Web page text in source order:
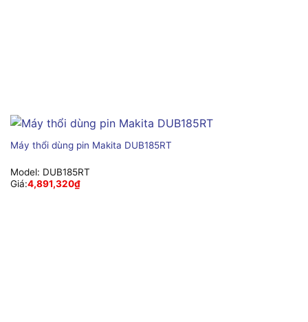
Máy thổi dùng pin Makita DUB185RT
Model: DUB185RT
Giá:4,891,320₫